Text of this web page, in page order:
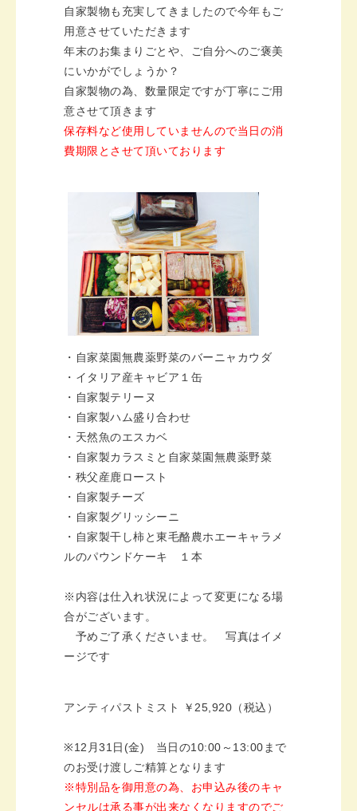
自家製物も充実してきましたので今年もご
用意させていただきます
年末のお集まりごとや、ご自分へのご褒美
にいかがでしょうか？
自家製物の為、数量限定ですが丁寧にご用
意させて頂きます
保存料など使用していませんので当日の消
費期限とさせて頂いております
・自家菜園無農薬野菜のバーニャカウダ
・イタリア産キャビア１缶
・自家製テリーヌ
・自家製ハム盛り合わせ
・天然魚のエスカベ
・自家製カラスミと自家菜園無農薬野菜
・秩父産鹿ロースト
・自家製チーズ
・自家製グリッシーニ
・自家製干し柿と東毛酪農ホエーキャラメ
ルのパウンドケーキ １本
※内容は仕入れ状況によって変更になる場
合がございます。
予めご了承くださいませ。 写真はイメ
ージです
アンティパストミスト ￥25,920（税込）
※12 月31 日(金) 当日の10:00 ～ 13:00 まで
のお受け渡しご精算となります
※特別品を御用意の為、お申込み後のキャ
ンセルは承る事が出来なくなりますのでご